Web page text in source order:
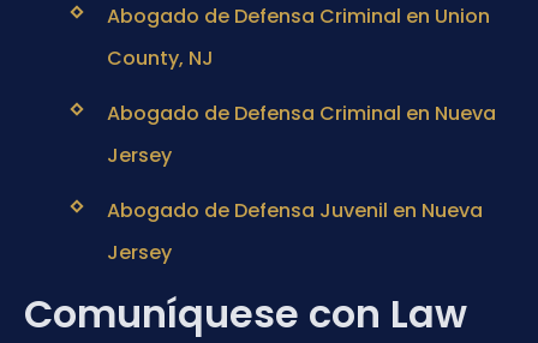
Abogado de Defensa Criminal en Union
County, NJ
Abogado de Defensa Criminal en Nueva
Jersey
Abogado de Defensa Juvenil en Nueva
Jersey
Comuníquese con Law